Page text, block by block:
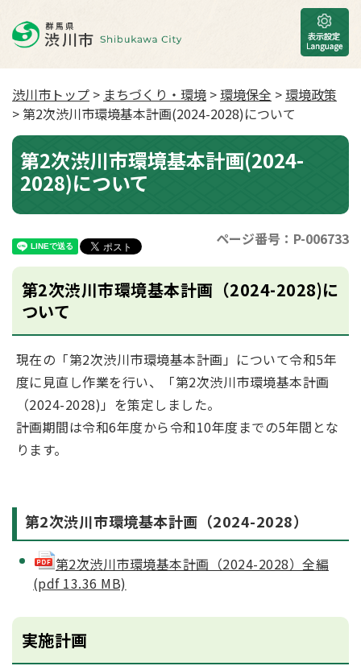
渋川市トップ > まちづくり・環境 >環境保全 >環境政策
> 第2次渋川市環境基本計画(2024-2028)について
第2次渋川市環境基本計画(2024-
2028)について
ページ番号：P-006733
第2次渋川市環境基本計画（2024-2028)に
ついて
現在の「第2次渋川市環境基本計画」について令和5年
度に見直し作業を行い、「第2次渋川市環境基本計画
（2024-2028)」を策定しました。
計画期間は令和6年度から令和10年度までの5年間とな
ります。
第2次渋川市環境基本計画（2024-2028）
第2次渋川市環境基本計画（2024-2028）全編
(pdf 13.36 MB)
実施計画